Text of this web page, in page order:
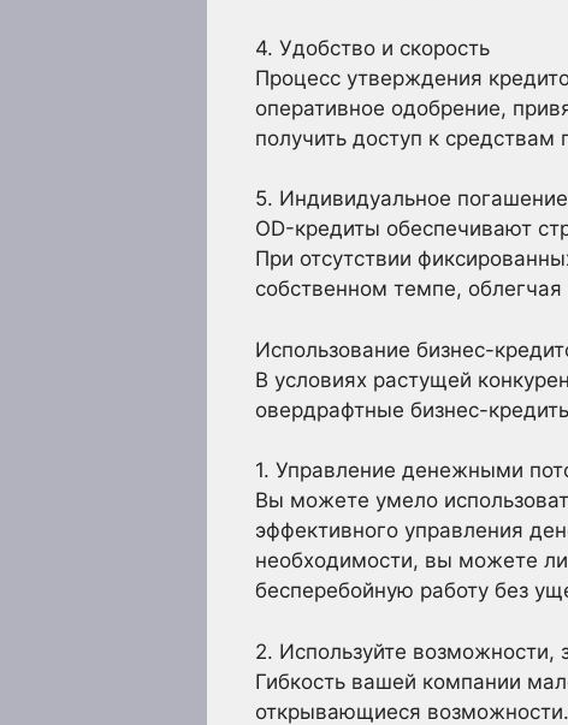
4. Удобство и скорость
Процесс утверждения
оперативное одобрение,
получить доступ к средствам
5. Индивидуальное погашение
OD-кредиты обеспечивают
При отсутствии
собственном темпе,
Использование бизнес-
В условиях растущей
овердрафтные бизнес-
1. Управление денежными
Вы можете умело
эффективного управления
необходимости, вы можете
бесперебойную работу без
2. Используйте возможности,
Гибкость вашей компании
открывающиеся